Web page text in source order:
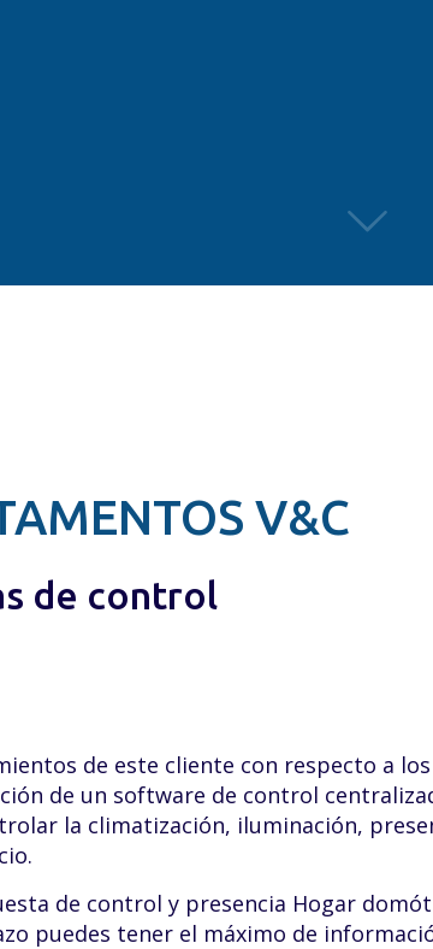
V&C
de control
de este cliente con respecto a
de un software de control
la climatización, iluminación,
de control y presencia Hogar
puedes tener el máximo de